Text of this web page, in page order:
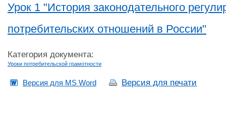
Урок 1 "История законодательного
потребительских отношений в России"
Категория документа:
Уроки потребительской грамотности
Версия для MS Word Версия для печати